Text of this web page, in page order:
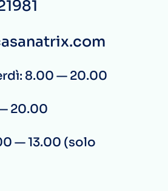
8.00 — 20.00
20.00
— 13.00 (solo